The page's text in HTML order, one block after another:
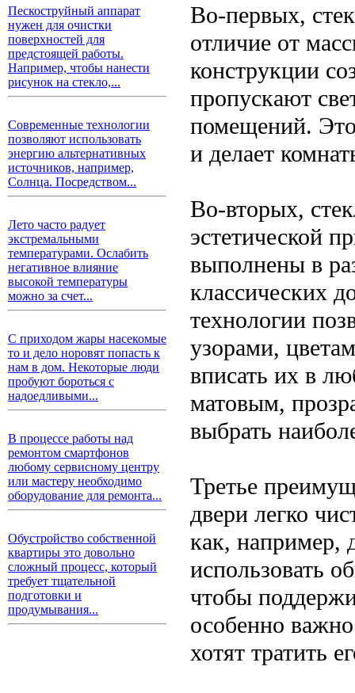
Пескоструйный аппарат
нужен для очистки
поверхностей для
предстоящей работы.
Например, чтобы нанести
рисунок на стекло,...
Современные технологии
позволяют использовать
энергию альтернативных
источников, например,
Солнца. Посредством...
Лето часто радует
экстремальными
температурами. Ослабить
негативное влияние
высокой температуры
можно за счет...
С приходом жары насекомые
то и дело норовят попасть к
нам в дом. Некоторые люди
пробуют бороться с
надоедливыми...
В процессе работы над
ремонтом смартфонов
любому сервисному центру
или мастеру необходимо
оборудование для ремонта...
Обустройство собственной
квартиры это довольно
сложный процесс, который
требует тщательной
подготовки и
продумывания...
Во-первых,
отличие от
конструкции
пропускают
помещений. Это
и делает
Во-вторых,
эстетической
выполнены в
классических
технологии
узорами,
вписать их в
матовым,
выбрать
Третье
двери легко
как, например,
использовать
чтобы
особенно
хотят тратить